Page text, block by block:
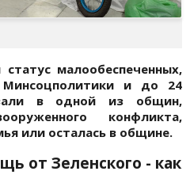
малообеспеченных,
Минсоцполитики и до 24
в одной из общин,
конфликта,
или осталась в общине.
от Зеленского - как